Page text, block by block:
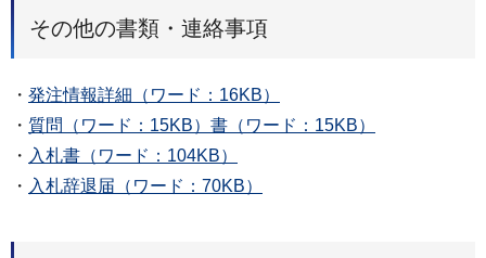
その他の書類・連絡事項
・ 発注情報詳細（ワード：16KB）
・ 質問（ワード：15KB） 書（ワード：15KB）
・ ⼊札書（ワード：104KB）
・ ⼊札辞退届（ワード：70KB）